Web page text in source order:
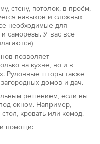
стену, потолок, в проём,
навыков и сложных
необходимые для
саморезы. У вас все
позволяет
на кухне, но и в
Рулонные шторы также
домов и дач.
решением, если вы
окном. Например,
кровать или комод.
помощи: